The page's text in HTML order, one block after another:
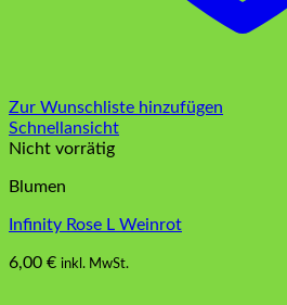
Zur Wunschliste hinzufügen
Schnellansicht
Nicht vorrätig
Blumen
Infinity Rose L Weinrot
6,00 € inkl. MwSt.